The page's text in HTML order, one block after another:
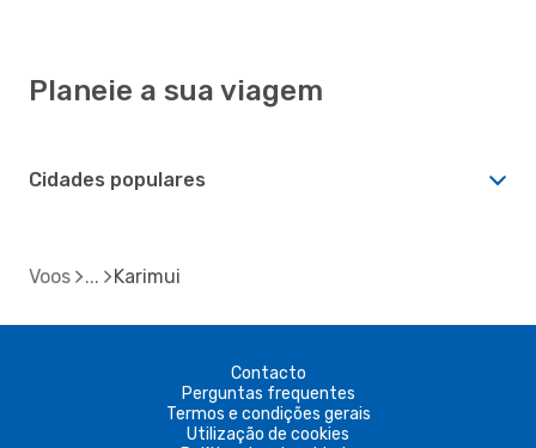
Planeie a sua viagem
Cidades populares
Voos Karimui
Contacto
Perguntas frequentes
Termos e condições gerais
Utilização de cookies